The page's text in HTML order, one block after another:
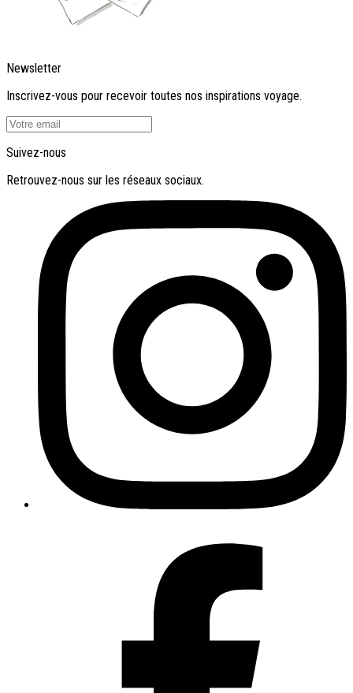
Newsletter
Inscrivez-vous pour recevoir toutes nos inspirations voyage.
Suivez-nous
Retrouvez-nous sur les réseaux sociaux.